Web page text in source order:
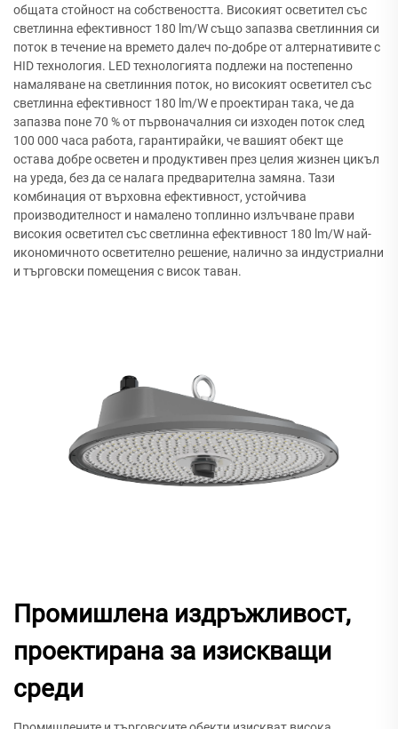
общата стойност на собствеността. Високият осветител със
светлинна ефективност 180 lm/W също запазва светлинния си
поток в течение на времето далеч по-добре от алтернативите с
HID технология. LED технологията подлежи на постепенно
намаляване на светлинния поток, но високият осветител със
светлинна ефективност 180 lm/W е проектиран така, че да
запазва поне 70 % от първоначалния си изходен поток след
100 000 часа работа, гарантирайки, че вашият обект ще
остава добре осветен и продуктивен през целия жизнен цикъл
на уреда, без да се налага предварителна замяна. Тази
комбинация от върховна ефективност, устойчива
производителност и намалено топлинно излъчване прави
високия осветител със светлинна ефективност 180 lm/W най-
икономичното осветително решение, налично за индустриални
и търговски помещения с висок таван.
Промишлена издръжливост,
проектирана за изискващи
среди